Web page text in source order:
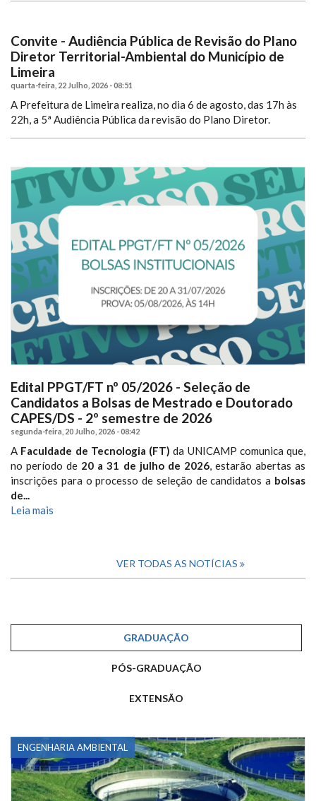
Convite - Audiência Pública de Revisão do Plano
Diretor Territorial-Ambiental do Município de
Limeira
quarta-feira, 22 Julho, 2026 - 08:51
A Prefeitura de Limeira realiza, no dia 6 de agosto, das 17h às
22h, a 5ª Audiência Pública da revisão do Plano Diretor.
Edital PPGT/FT nº 05/2026 - Seleção de
Candidatos a Bolsas de Mestrado e Doutorado
CAPES/DS - 2º semestre de 2026
segunda-feira, 20 Julho, 2026 - 08:42
A Faculdade de Tecnologia (FT) da UNICAMP comunica que,
no período de 20 a 31 de julho de 2026, estarão abertas as
inscrições para o processo de seleção de candidatos a bolsas
de...
Leia mais
VER TODAS AS NOTÍCIAS
GRADUAÇÃO
PÓS-GRADUAÇÃO
EXTENSÃO
ENGENHARIA AMBIENTAL